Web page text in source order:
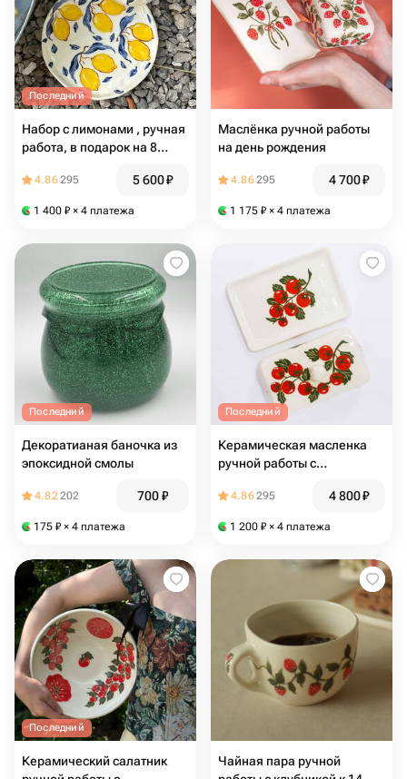
Последний
Набор с лимонами , ручная
работа, в подарок на 8
4.86295 5 600₽
1 400 ₽ × 4 платежа
Маслёнка ручной работы
на день рождения
4.86295 4 700₽
1 175 ₽ × 4 платежа
Последний
Декоратианая баночка из
эпоксидной смолы
4.82202 700₽
175 ₽ × 4 платежа
Последний
Керамическая масленка
ручной работы с
4.86295 4 800₽
1 200 ₽ × 4 платежа
Последний
Керамический салатник
Чайная пара ручной